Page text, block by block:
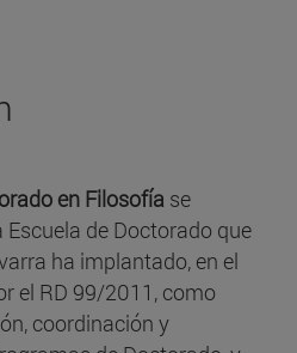
en Filosofía se
de Doctorado que
ha implantado, en el
el RD 99/2011, como
coordinación y